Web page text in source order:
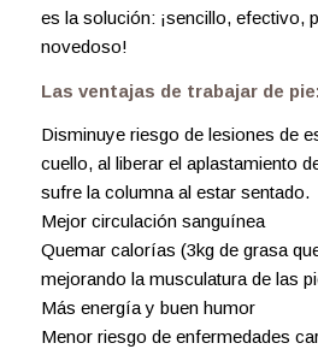
es la solución: ¡sencillo, efectivo,
novedoso!
Las ventajas de trabajar de
Disminuye riesgo de lesiones de
cuello, al liberar el aplastamiento
sufre la columna al estar sentado.
Mejor circulación sanguínea
Quemar calorías (3kg de grasa
mejorando la musculatura de las
Más energía y buen humor
Menor riesgo de enfermedades